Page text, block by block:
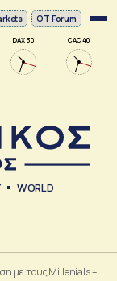
DAX 30 CAC 40
OT Forum
WORLD
με τους Millenials –